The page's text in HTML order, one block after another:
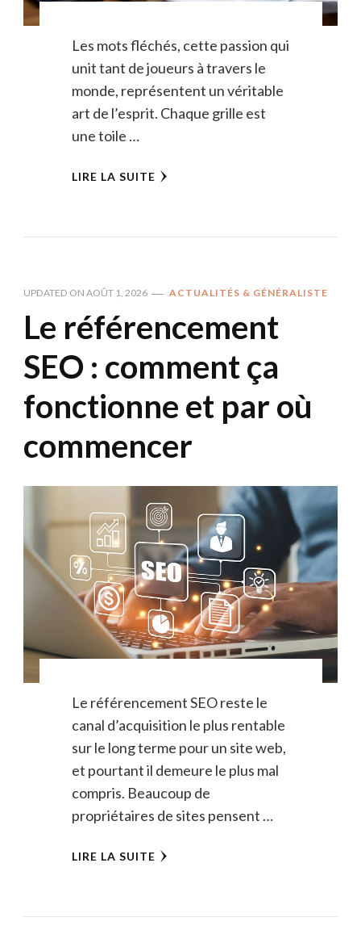
Les mots fléchés, cette passion qui
unit tant de joueurs à travers le
monde, représentent un véritable
art de l’esprit. Chaque grille est
une toile …
LIRE LA SUITE
UPDATED ON AOÛT 1, 2026 ACTUALITÉS & GÉNÉRALISTE
Le référencement
SEO : comment ça
fonctionne et par où
commencer
Le référencement SEO reste le
canal d’acquisition le plus rentable
sur le long terme pour un site web,
et pourtant il demeure le plus mal
compris. Beaucoup de
propriétaires de sites pensent …
LIRE LA SUITE